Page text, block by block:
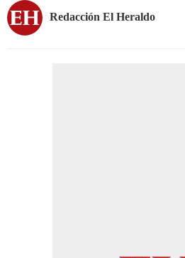
Redacción El Heraldo